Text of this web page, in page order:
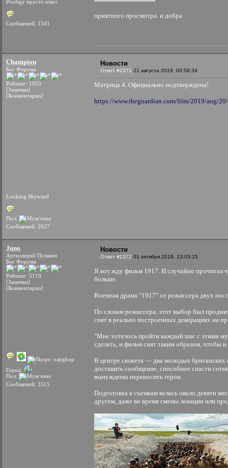
Prodigy просто класс
Сообщений: 1541
приятного просмотра. и добра
Champion
Бог Форума
Рейтинг: 1053
[Заценки]
[Комментарии]
Looking Skyward
Пол:
Сообщений: 2027
Новости
Ответ #2371 21 августа 2019, 00:58:34
Матрица 4. Официально подтверждена!
https://www.theguardian.com/film/2019/aug/
Juno
Артиллерий Пушкин
Бог Форума
Рейтинг: 5119
[Заценки]
[Комментарии]
Город:
Пол:
Сообщений: 3515
Новости
Ответ #2372 01 октября 2019, 13:03:15
Я вот жду фильм 1917. И случайно прочитал
больше.
Военная драма "1917" от режиссера двух
По словам режиссера, этот выбор был
снят в реально построенных декорациях на
"Мне хотелось пройти каждый шаг с этими
сделать, и фильм снят таким образом, чтобы
В центре сюжета — два молодых британских
доставить сообщение, способное спасти
вынуждены переносить герои.
Подготовка к съемкам велась около девяти
другом, даже во время смены локации или